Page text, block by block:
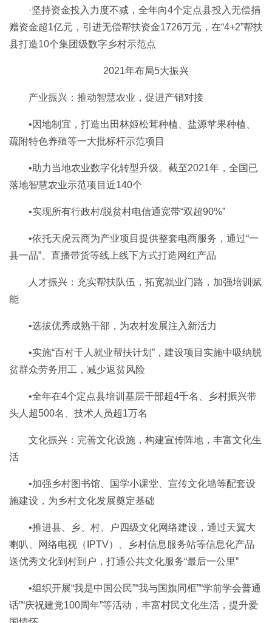
·坚持资金投入力度不减，全年向4个定点县投入无偿捐
赠资金超1亿元，引进无偿帮扶资金1726万元，在“4+2”帮扶
县打造10个集团级数字乡村示范点
2021年布局5大振兴
产业振兴：推动智慧农业，促进产销对接
•因地制宜，打造出田林姬松茸种植、盐源苹果种植、
疏附特色养殖等一大批标杆示范项目
•助力当地农业数字化转型升级。截至2021年，全国已
落地智慧农业示范项目近140个
•实现所有行政村/脱贫村电信通宽带“双超90%”
•依托天虎云商为产业项目提供整套电商服务，通过“一
县一品”、直播带货等线上线下方式打造网红产品
人才振兴：充实帮扶队伍，拓宽就业门路，加强培训赋
能
•选拔优秀成熟干部，为农村发展注入新活力
•实施“百村千人就业帮扶计划”，建设项目实施中吸纳脱
贫群众劳务用工，减少返贫风险
•全年在4个定点县培训基层干部超4千名、乡村振兴带
头人超500名、技术人员超1万名
文化振兴：完善文化设施，构建宣传阵地，丰富文化生
活
•加强乡村图书馆、国学小课堂、宣传文化墙等配套设
施建设，为乡村文化发展奠定基础
•推进县、乡、村、户四级文化网络建设，通过天翼大
喇叭、网络电视（IPTV）、乡村信息服务站等信息化产品
送优秀文化到村到户，打通公共文化服务“最后一公里”
•组织开展“我是中国公民”“我与国旗同框”“学前学会普通
话”“庆祝建党100周年”等活动，丰富村民文化生活，提升爱